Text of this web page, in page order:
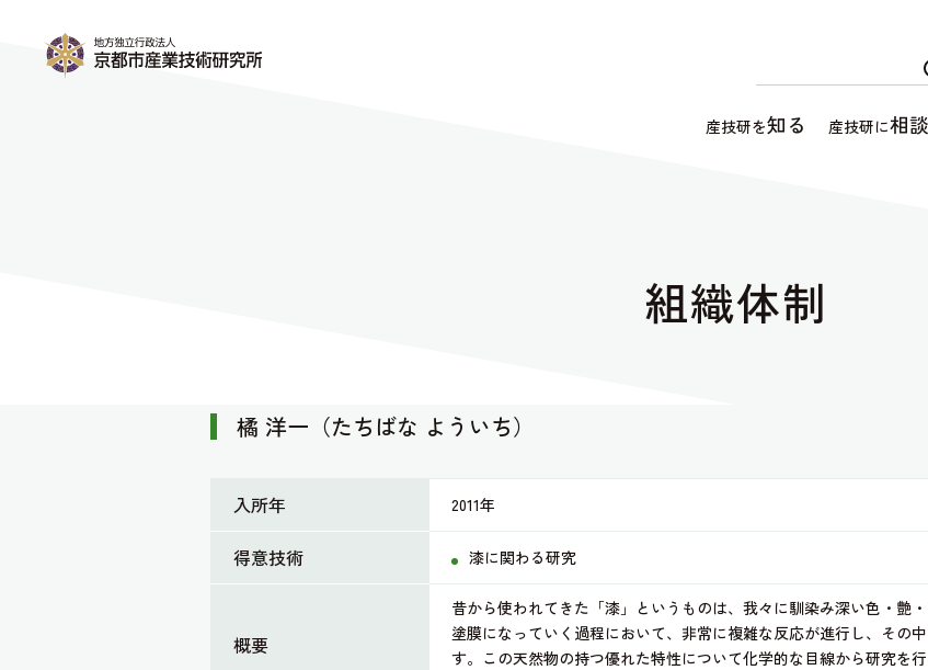
産技研を知る 産技研に相
組織体制
橘 洋一（たちばな よういち）
入所年 2011年
得意技術 漆に関わる研究
概要
昔から使われてきた「漆」というものは、我々に馴染み深い色・艶
塗膜になっていく過程において、非常に複雑な反応が進行し、その
す。この天然物の持つ優れた特性について化学的な目線から研究を